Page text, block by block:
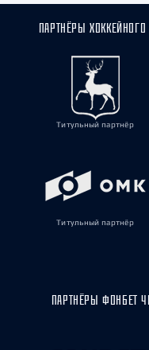
ПАРТНЁРЫ ХОККЕЙНОГО
Титульный партнёр
Титульный партнёр
ПАРТНЁРЫ ФОНБЕТ